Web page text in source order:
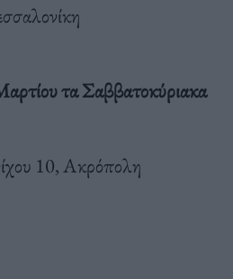
τα Σαββατοκύριακα
10, Ακρόπολη